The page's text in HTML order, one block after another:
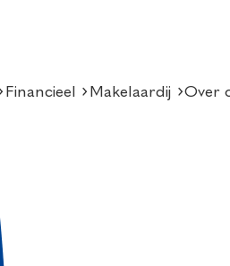
Financieel Makelaardij Over